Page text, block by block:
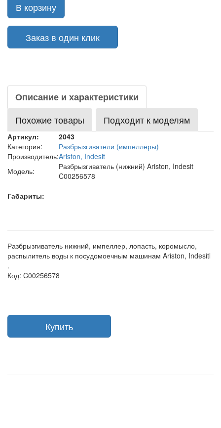
В корзину
Заказ в один клик
Описание и характеристики
Похожие товары
Подходит к моделям
Артикул:
2043
Категория:
Разбрызгиватели (импеллеры)
Производитель:Ariston, Indesit
Модель:
Разбрызгиватель (нижний) Ariston, Indesit
C00256578
Габариты:
Разбрызгиватель нижний, импеллер, лопасть, коромысло,
распылитель воды к посудомоечным машинам Ariston, Indesitl
.
Код: C00256578